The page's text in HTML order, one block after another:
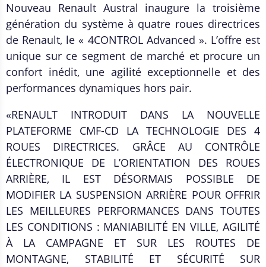
Nouveau Renault Austral inaugure la troisième
génération du système à quatre roues directrices
de Renault, le « 4CONTROL Advanced ». L’offre est
unique sur ce segment de marché et procure un
confort inédit, une agilité exceptionnelle et des
performances dynamiques hors pair.
«RENAULT INTRODUIT DANS LA NOUVELLE
PLATEFORME CMF-CD LA TECHNOLOGIE DES 4
ROUES DIRECTRICES. GRÂCE AU CONTRÔLE
ÉLECTRONIQUE DE L’ORIENTATION DES ROUES
ARRIÈRE, IL EST DÉSORMAIS POSSIBLE DE
MODIFIER LA SUSPENSION ARRIÈRE POUR OFFRIR
LES MEILLEURES PERFORMANCES DANS TOUTES
LES CONDITIONS : MANIABILITÉ EN VILLE, AGILITÉ
À LA CAMPAGNE ET SUR LES ROUTES DE
MONTAGNE, STABILITÉ ET SÉCURITÉ SUR